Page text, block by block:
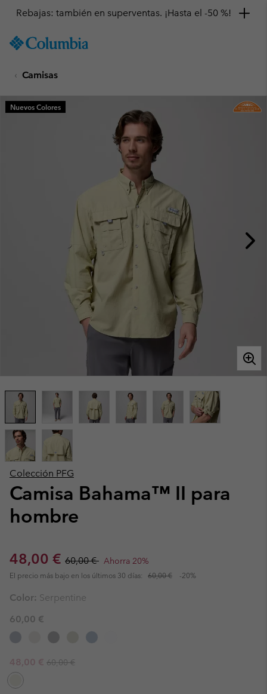
TO
SKIP
MAIN
NAV
Rebajas: también en superventas. ¡Hasta el -50 %!
Camisas
Colección PFG
Camisa Bahama™ II para
hombre
Sale price:
48,00 € Regular price:
60,00 € Ahorra 20%
El precio más bajo en los últimos 30 días: 60,00 € -20%
Nuevos Colores
Color: Serpentine
60,00 €
Sale price:
48,00 € Regular price:
60,00 €